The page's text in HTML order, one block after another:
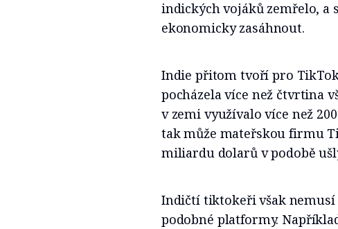
indických vojáků zemřelo, a
ekonomicky zasáhnout.
Indie přitom tvoří pro
pocházela více než čtvrtina
v zemi využívalo více než
tak může mateřskou firmu
miliardu dolarů v podobě
Indičtí tiktokeři však
podobné platformy.